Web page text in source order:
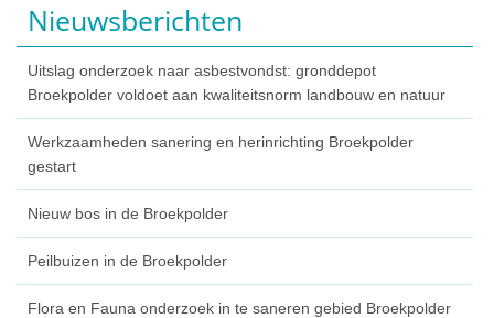
Nieuwsberichten
Uitslag onderzoek naar asbestvondst: gronddepot
Broekpolder voldoet aan kwaliteitsnorm landbouw en natuur
Werkzaamheden sanering en herinrichting Broekpolder
gestart
Nieuw bos in de Broekpolder
Peilbuizen in de Broekpolder
Flora en Fauna onderzoek in te saneren gebied Broekpolder